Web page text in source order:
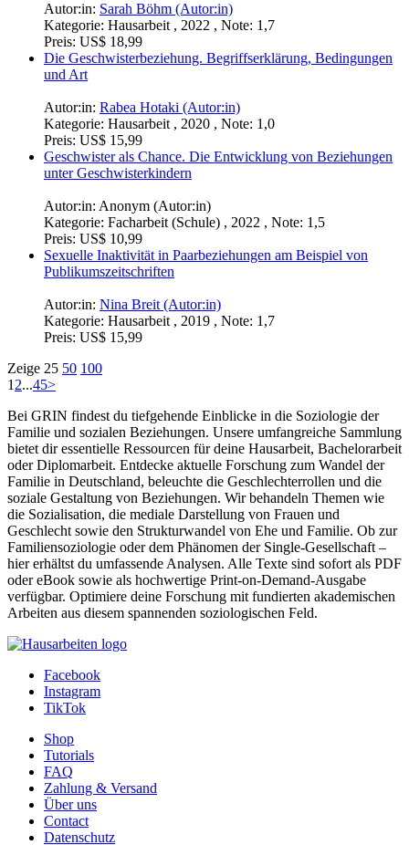
Autor:in: Sarah Böhm (Autor:in)
Kategorie: Hausarbeit , 2022 , Note: 1,7
Preis: US$ 18,99
Die Geschwisterbeziehung. Begriffserklärung, Bedingungen
und Art
Autor:in: Rabea Hotaki (Autor:in)
Kategorie: Hausarbeit , 2020 , Note: 1,0
Preis: US$ 15,99
Geschwister als Chance. Die Entwicklung von Beziehungen
unter Geschwisterkindern
Autor:in: Anonym (Autor:in)
Kategorie: Facharbeit (Schule) , 2022 , Note: 1,5
Preis: US$ 10,99
Sexuelle Inaktivität in Paarbeziehungen am Beispiel von
Publikumszeitschriften
Autor:in: Nina Breit (Autor:in)
Kategorie: Hausarbeit , 2019 , Note: 1,7
Preis: US$ 15,99
Zeige 25 50 100
12...45>
Bei GRIN findest du tiefgehende Einblicke in die Soziologie der
Familie und sozialen Beziehungen. Unsere umfangreiche Sammlung
bietet dir essentielle Ressourcen für deine Hausarbeit, Bachelorarbeit
oder Diplomarbeit. Entdecke aktuelle Forschung zum Wandel der
Familie in Deutschland, beleuchte die Geschlechterrollen und die
soziale Gestaltung von Beziehungen. Wir behandeln Themen wie
die Sozialisation, die mediale Darstellung von Frauen und
Geschlecht sowie den Strukturwandel von Ehe und Familie. Ob zur
Familiensoziologie oder dem Phänomen der Single-Gesellschaft –
hier erhältst du umfassende Analysen. Alle Texte sind sofort als PDF
oder eBook sowie als hochwertige Print-on-Demand-Ausgabe
verfügbar. Optimiere deine Forschung mit fundierten akademischen
Arbeiten aus diesem spannenden soziologischen Feld.
Facebook
Instagram
TikTok
Shop
Tutorials
FAQ
Zahlung & Versand
Über uns
Contact
Datenschutz